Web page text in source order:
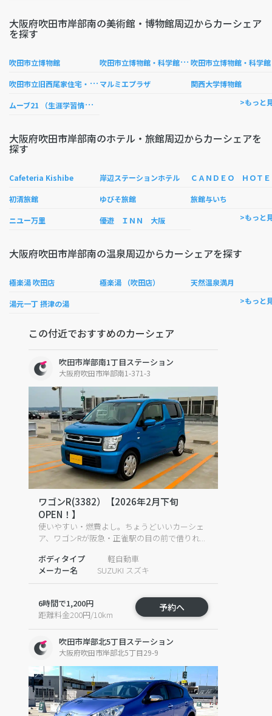
大阪府吹田市岸部南の美術館・博物館周辺からカーシェア
を探す
吹田市立博物館 吹
田市立博物館・科学館博物館
田
吹
田市立旧西尾家住宅・吹田文化創造交流館 マルミエプラザ 関西大学博物館
ム
ーブ21 （生涯学習情報センター） >もっと
大阪府吹田市岸部南のホテル・旅館周辺からカーシェアを
探す
Cafeteria Kishibe 岸辺ステーションホテル
初清旅館 ゆびそ旅館 旅館与いち
ニユー万里 優遊 ＩＮＮ 大阪 >もっと
大阪府吹田市岸部南の温泉周辺からカーシェアを探す
極楽湯 吹田店 極楽湯 （吹田店） 天然温泉満月
湯元一丁 摂津の湯 >もっと
この付近でおすすめのカーシェア
吹田市岸部南1丁目ステーション
大阪府吹田市岸部南1-371-3
ワゴンR(3382）【2026年2月下旬
OPEN！】
使いやすい・燃費よし。ちょうどいいカーシェ
ア、ワゴンRが阪急・正雀駅の目の前で借りれ...
ボディタイプ
メーカー名
軽自動車
SUZUKI スズキ
6時間で1,200円
距離料金200円/10km
予約へ
吹田市岸部北5丁目ステーション
大阪府吹田市岸部北5丁目29-9